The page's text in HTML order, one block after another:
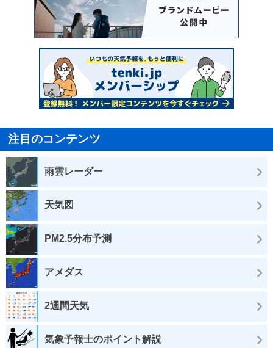
注目のコンテンツ
雨雲レーダー
天気図
PM2.5分布予測
アメダス
2週間天気
気象予報士のポイント解説